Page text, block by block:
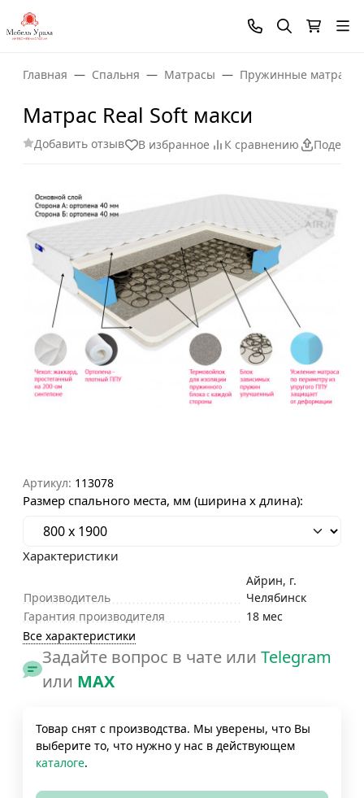
Главная Спальня Матрасы Пружинные матрасы
Матрас Real Soft макси
Добавить отзыв В избранное К сравнению
Артикул: 113078
Размер спального места, мм (ширина х длина):
Характеристики
Производитель
Айрин, г.
Челябинск
Гарантия производителя
18 мес
Все характеристики
Задайте вопрос в чате или Telegram
или MAX
Товар снят с производства. Мы уверены, что Вы
выберите то, что нужно у нас в действующем
каталоге.